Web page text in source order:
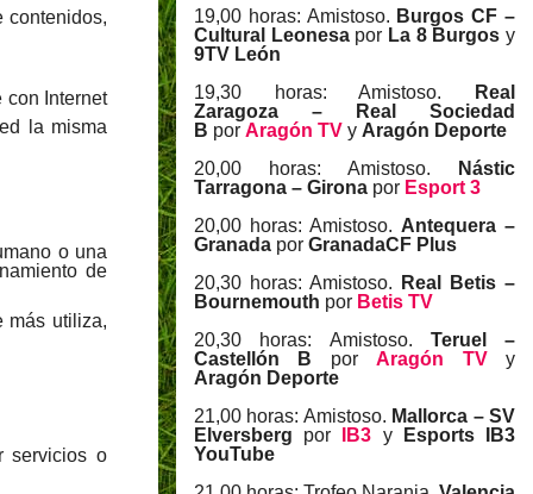
contenidos,
con Internet
la misma
o una
de
más utiliza,
servicios o
19,00 horas: Amistoso. Burgos CF –
Cultural Leonesa por La 8 Burgos y
9TV León
19,30 horas: Amistoso.
Real
Zaragoza – Real Sociedad
B por Aragón TV y Aragón Deporte
20,00 horas: Amistoso.
Nástic
Tarragona – Girona por Esport 3
20,00 horas: Amistoso. Antequera –
Granada por GranadaCF Plus
20,30 horas: Amistoso.
Real Betis –
Bournemouth por Betis TV
20,30 horas: Amistoso. Teruel –
Castellón B
porAragón TVy
Aragón Deporte
21,00 horas: Amistoso. Mallorca – SV
Elversberg
por IB3 y
Esports IB3
YouTube